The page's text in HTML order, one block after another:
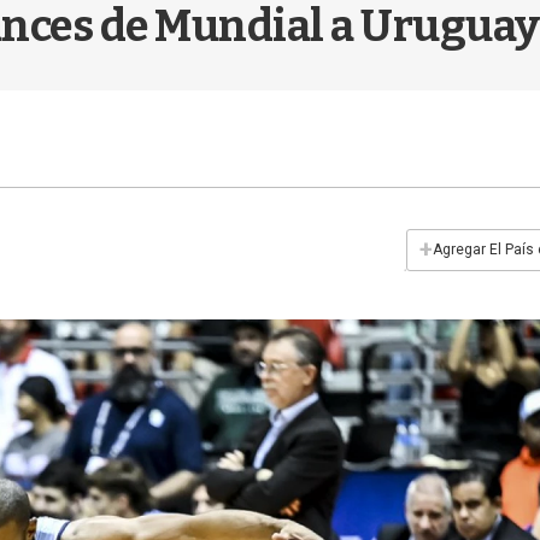
de Mundial a Uruguay
+Agregar El País